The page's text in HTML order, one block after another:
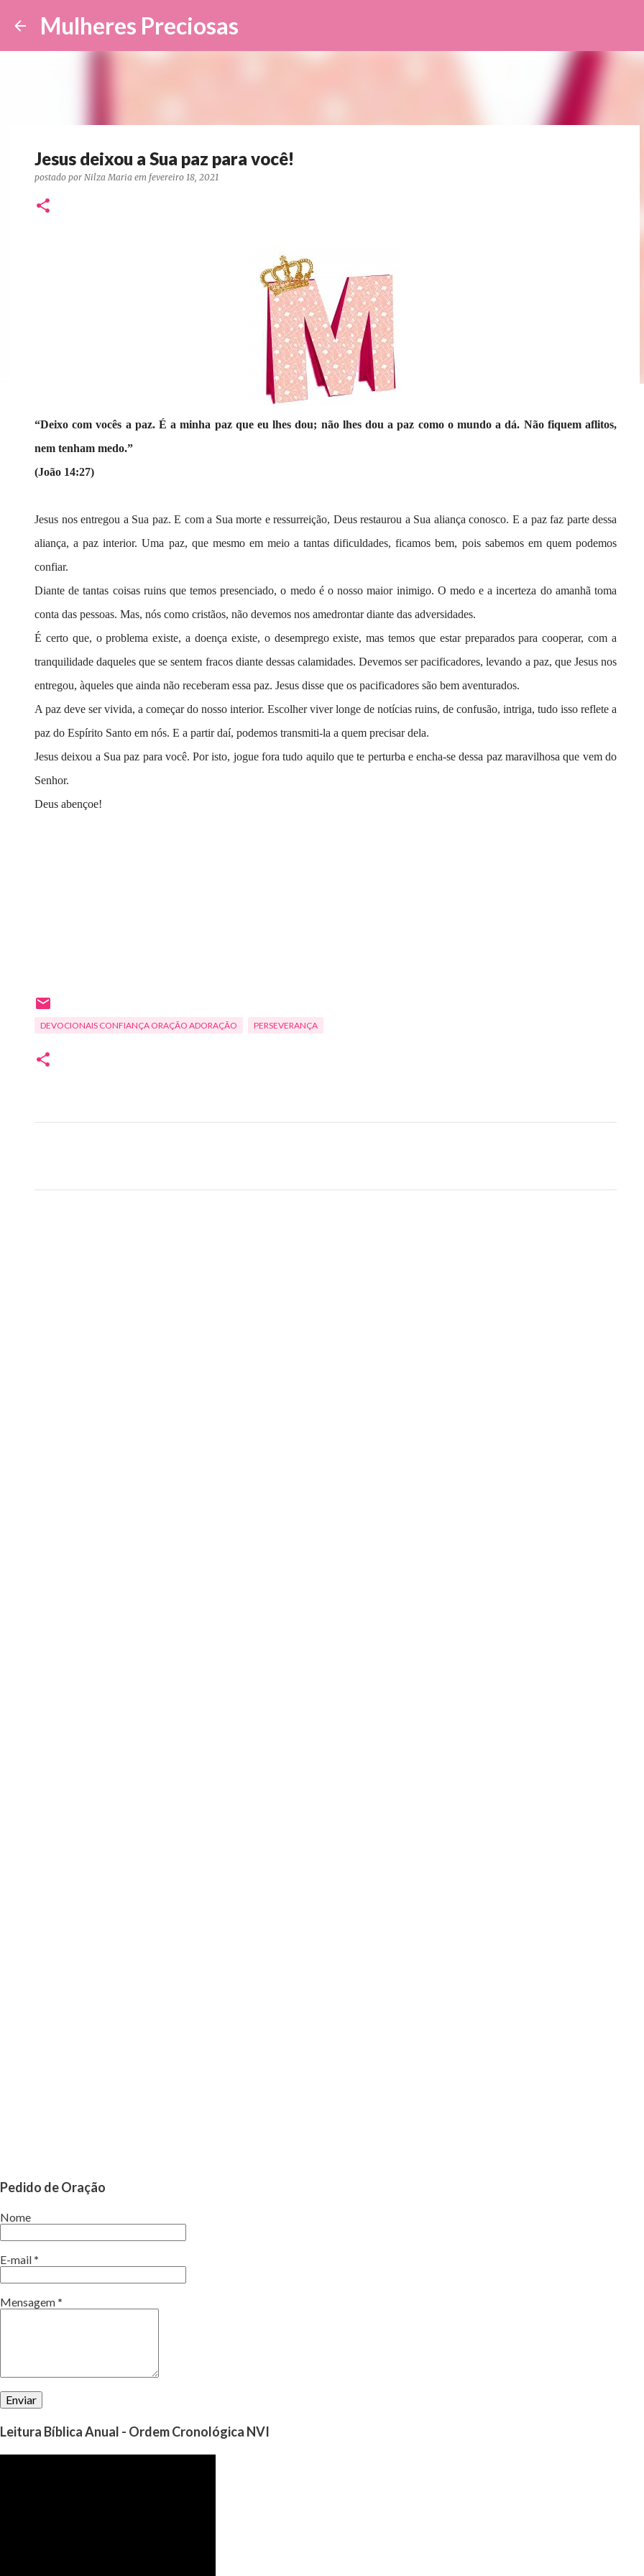
Mulheres Preciosas
Jesus deixou a Sua paz para você!
postado por Nilza Maria em fevereiro 18, 2021
“Deixo com vocês a paz. É a minha paz que eu lhes dou; não lhes dou a paz como o mundo a dá. Não fiquem aflitos,
nem tenham medo.”
(João 14:27)
Jesus nos entregou a Sua paz. E com a Sua morte e ressurreição, Deus restaurou a Sua aliança conosco. E a paz faz parte dessa
aliança, a paz interior. Uma paz, que mesmo em meio a tantas dificuldades, ficamos bem, pois sabemos em quem podemos
confiar.
Diante de tantas coisas ruins que temos presenciado, o medo é o nosso maior inimigo. O medo e a incerteza do amanhã toma
conta das pessoas. Mas, nós como cristãos, não devemos nos amedrontar diante das adversidades.
É certo que, o problema existe, a doença existe, o desemprego existe, mas temos que estar preparados para cooperar, com a
tranquilidade daqueles que se sentem fracos diante dessas calamidades. Devemos ser pacificadores, levando a paz, que Jesus nos
entregou, àqueles que ainda não receberam essa paz. Jesus disse que os pacificadores são bem aventurados.
A paz deve ser vivida, a começar do nosso interior. Escolher viver longe de notícias ruins, de confusão, intriga, tudo isso reflete a
paz do Espírito Santo em nós. E a partir daí, podemos transmiti-la a quem precisar dela.
Jesus deixou a Sua paz para você. Por isto, jogue fora tudo aquilo que te perturba e encha-se dessa paz maravilhosa que vem do
Senhor.
Deus abençoe!
DEVOCIONAIS CONFIANÇA ORAÇÃO ADORAÇÃO PERSEVERANÇA
Pedido de Oração
Nome
E-mail *
Mensagem *
Leitura Bíblica Anual - Ordem Cronológica NVI